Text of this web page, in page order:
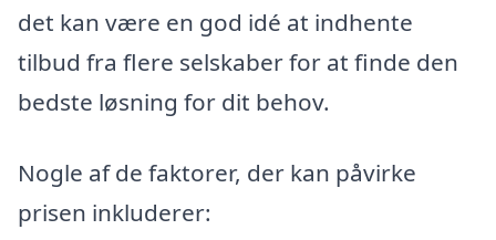
det kan være en god idé at indhente
tilbud fra flere selskaber for at finde den
bedste løsning for dit behov.
Nogle af de faktorer, der kan påvirke
prisen inkluderer: